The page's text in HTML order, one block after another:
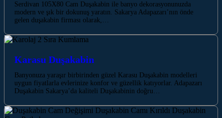
Serdivan 105X80 Cam Duşakabin ile banyo dekorasyonunuzda
modern ve şık bir dokunuş yaratın. Sakarya Adapazarı’nın önde
gelen duşakabin firması olarak,…
Karasu Duşakabin
Banyonuza yaraşır birbirinden güzel Karasu Duşakabin modelleri
uygun fiyatlarla evlerinize konfor ve güzellik katıyorlar. Adapazarı
Duşakabin Sakarya’da kaliteli Duşakabinin doğru…